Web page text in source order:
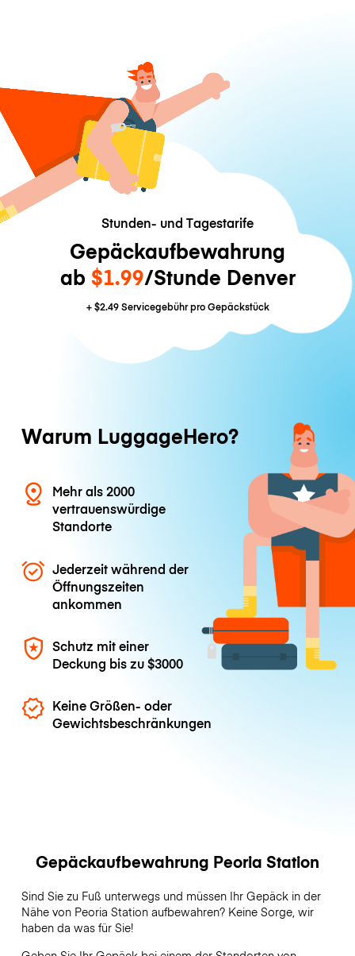
Stunden- und Tagestarife
Gepäckaufbewahrung
ab $1.99/Stunde Denver
+$2.49Servicegebühr pro Gepäckstück
Warum LuggageHero?
Mehr als 2000
vertrauenswürdige
Standorte
Jederzeit während der
Öffnungszeiten
ankommen
Schutz mit einer
Deckung bis zu$3000
Keine Größen- oder
Gewichtsbeschränkungen
Gepäckaufbewahrung Peoria Station
Sind Sie zu Fuß unterwegs und müssen Ihr Gepäck in der
Nähe von Peoria Station aufbewahren? Keine Sorge, wir
haben da was für Sie!